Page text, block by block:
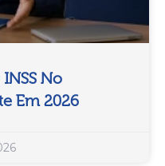
No
Em 2026